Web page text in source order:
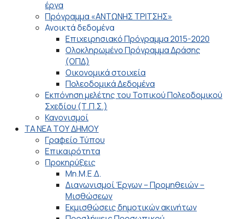
έργα
Πρόγραμμα «ΑΝΤΩΝΗΣ ΤΡΙΤΣΗΣ»
Ανοικτά δεδομένα
Επιχειρησιακό Πρόγραμμα 2015-2020
Ολοκληρωμένο Πρόγραμμα Δράσης
(ΟΠΔ)
Οικονομικά στοιχεία
Πολεοδομικά Δεδομένα
Εκπόνηση μελέτης του Τοπικού Πολεοδομικού
Σχεδίου (Τ.Π.Σ.)
Κανονισμοί
ΤΑ ΝΕΑ ΤΟΥ ΔΗΜΟΥ
Γραφείο Τύπου
Επικαιρότητα
Προκηρύξεις
Μη.Μ.Ε.Δ.
Διαγωνισμοί Έργων – Προμηθειών –
Μισθώσεων
Εκμισθώσεις δημοτικών ακινήτων